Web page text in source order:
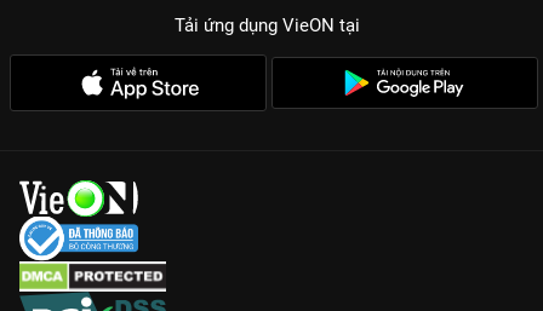
Tải ứng dụng VieON tại